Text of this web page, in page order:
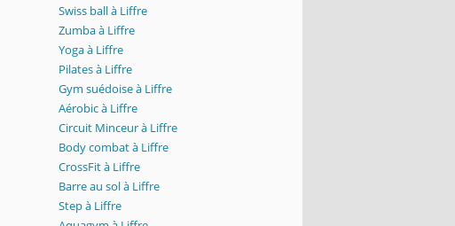
Swiss ball à Liffre
Zumba à Liffre
Yoga à Liffre
Pilates à Liffre
Gym suédoise à Liffre
Aérobic à Liffre
Circuit Minceur à Liffre
Body combat à Liffre
CrossFit à Liffre
Barre au sol à Liffre
Step à Liffre